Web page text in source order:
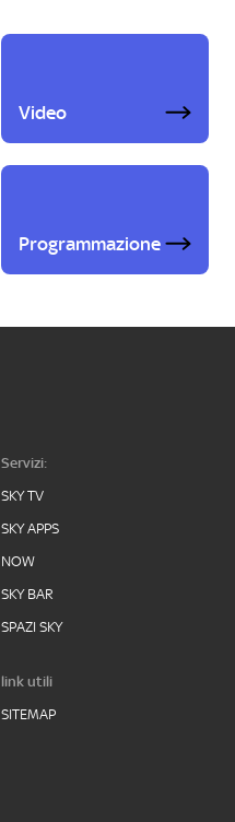
Video
Programmazione
Servizi:
SKY TV
SKY APPS
NOW
SKY BAR
SPAZI SKY
link utili
SITEMAP